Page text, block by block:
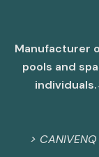
Manufacturer
pools and
individuals.
>